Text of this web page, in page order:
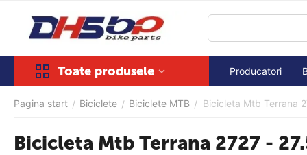
Toate produsele Producatori
Pagina start / Biciclete / Biciclete MTB / Bicicleta Mtb Terrana
Bicicleta Mtb Terrana 2727 -